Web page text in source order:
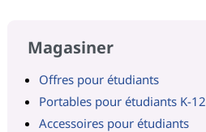
Magasiner
Offres pour étudiants
Portables pour étudiants K-12
Accessoires pour étudiants